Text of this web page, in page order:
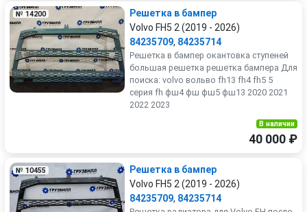
№ 14200
Решетка в бампер
Volvo FH5 2 (2019 - 2026)
84235709, 84235714
Решетка в бампер окантовка ступеней
большая решетка решетка бампера Для
поиска: volvo вольво fh13 fh4 fh5 5
серия fh фш4 фш фш5 фш13 2020 2021
2022 2023
В наличии
40 000 ₽
№ 10455
Решетка в бампер
Volvo FH5 2 (2019 - 2026)
84235709, 84235714